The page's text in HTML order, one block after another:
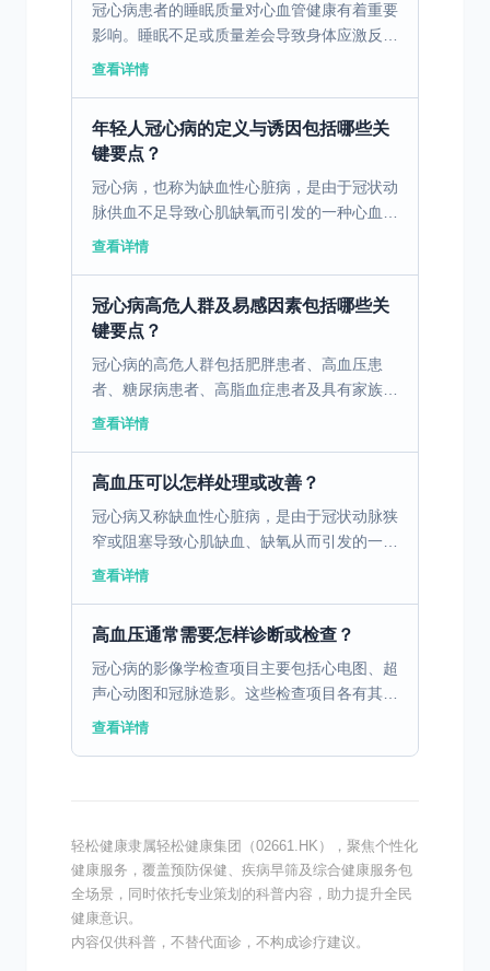
冠心病患者的睡眠质量对心血管健康有着重要
影响。睡眠不足或质量差会导致身体应激反
应，进而促使血压升高和心率加快，对心血管
查看详情
年轻人冠心病的定义与诱因包括哪些关
键要点？
冠心病，也称为缺血性心脏病，是由于冠状动
脉供血不足导致心肌缺氧而引发的一种心血管
疾病。尽管传统上被认为是中老年人的疾病，
查看详情
冠心病高危人群及易感因素包括哪些关
键要点？
冠心病的高危人群包括肥胖患者、高血压患
者、糖尿病患者、高脂血症患者及具有家族史
的人员。这些因素通过不同途径影响冠心病的
查看详情
高血压可以怎样处理或改善？
冠心病又称缺血性心脏病，是由于冠状动脉狭
窄或阻塞导致心肌缺血、缺氧从而引发的一系
列心脏疾病。其形成原因通常与高血压、高脂
查看详情
高血压通常需要怎样诊断或检查？
冠心病的影像学检查项目主要包括心电图、超
声心动图和冠脉造影。这些检查项目各有其特
定功能和适应症，有助于全面评估冠心病的存
查看详情
轻松健康隶属轻松健康集团（02661.HK），聚焦个性化
健康服务，覆盖预防保健、疾病早筛及综合健康服务包
全场景，同时依托专业策划的科普内容，助力提升全民
健康意识。
内容仅供科普，不替代面诊，不构成诊疗建议。